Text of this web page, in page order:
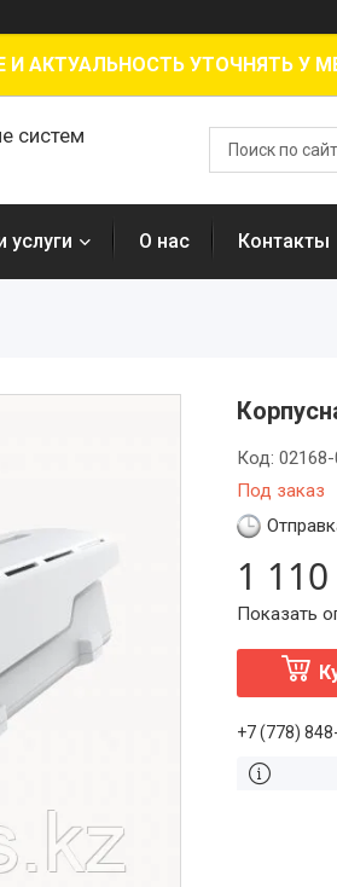
И АКТУАЛЬНОСТЬ УТОЧНЯТЬ У
систем
услуги О нас Контакты
Под заказ
Код: 02168-
1
Показать
+7 (778)